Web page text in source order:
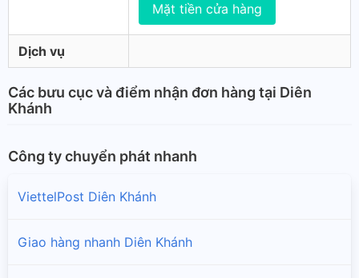
Mặt tiền cửa hàng
Dịch vụ
Các bưu cục và điểm nhận đơn hàng tại Diên
Khánh
Công ty chuyển phát nhanh
ViettelPost Diên Khánh
Giao hàng nhanh Diên Khánh